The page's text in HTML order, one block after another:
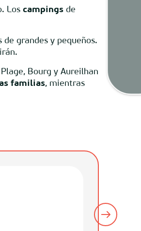
Los campings de
grandes y pequeños.
Plage, Bourg y Aureilhan
familias, mientras
Mimizan